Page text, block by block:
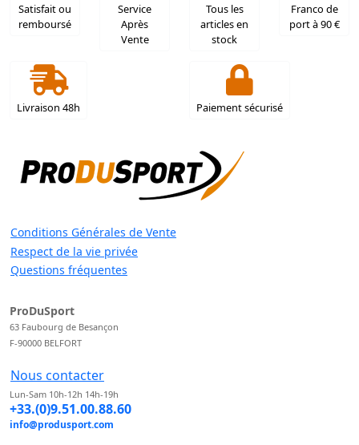
Satisfait ou
remboursé
Service
Après
Vente
Tous les
articles en
stock
Franco de
port à 90 €
Livraison 48h Paiement sécurisé
Conditions Générales de Vente
Respect de la vie privée
Questions fréquentes
ProDuSport
63 Faubourg de Besançon
F-90000 BELFORT
Nous contacter
Lun-Sam 10h-12h 14h-19h
+33.(0)9.51.00.88.60
info@produsport.com